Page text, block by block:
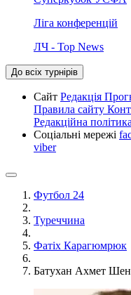
Ліга конференцій
ЛЧ - Top News
До всіх турнірів
Сайт Редакція
Правила сайту
Редакційна політика
Соціальні мережі
viber
Футбол 24
Туреччина
Фатіх Карагюмрюк
Батухан Ахмет Шен